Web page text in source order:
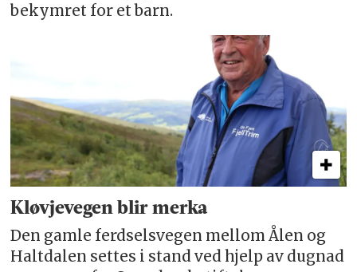
bekymret for et barn.
Kløvjevegen blir merka
Den gamle ferdselsvegen mellom Ålen og
Haltdalen settes i stand ved hjelp av dugnad